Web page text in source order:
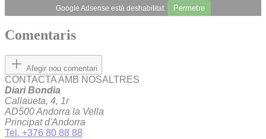
Google Adsense està deshabilitat. Permetre
Comentaris
Afegir nou comentari
CONTACTA AMB NOSALTRES
Diari Bondia
Callaueta, 4, 1r
AD500 Andorra la Vella
Principat d'Andorra
Tel. +376 80 88 88